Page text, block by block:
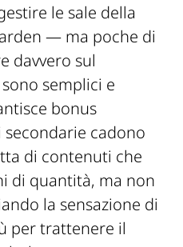
le sale della
— ma poche di
davvero sul
semplici e
bonus
cadono
di contenuti che
di quantità, ma non
la sensazione di
per trattenere il